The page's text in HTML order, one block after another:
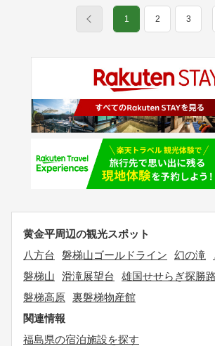
1 2 3
黄金平周辺の観光スポット
八方台
磐梯山ゴールドライン 幻の滝
磐梯山
滑滝展望台 雄国せせらぎ探勝路
磐梯高原 裏磐梯物産館
関連情報
福島県の宿泊施設を探す